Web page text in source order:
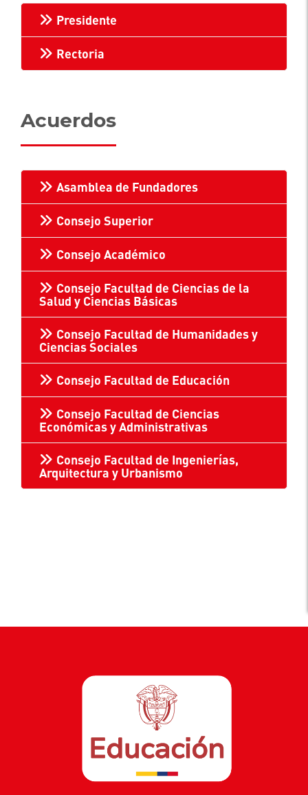
Presidente
Rectoria
Acuerdos
Asamblea de Fundadores
Consejo Superior
Consejo Académico
Consejo Facultad de Ciencias de la
Salud y Ciencias Básicas
Consejo Facultad de Humanidades y
Ciencias Sociales
Consejo Facultad de Educación
Consejo Facultad de Ciencias
Económicas y Administrativas
Consejo Facultad de Ingenierías,
Arquitectura y Urbanismo